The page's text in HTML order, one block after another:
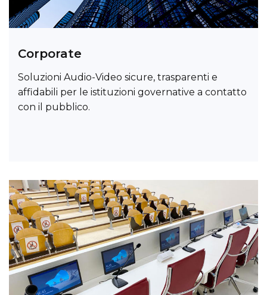
Corporate
Soluzioni Audio-Video sicure, trasparenti e
affidabili per le istituzioni governative a contatto
con il pubblico.